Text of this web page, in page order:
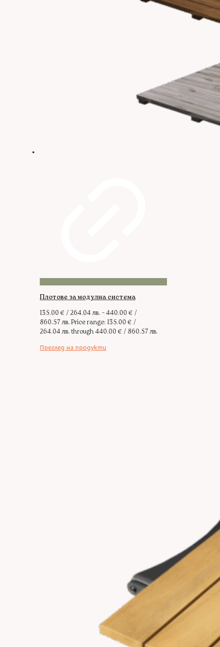
Плотове за модулна система
135.00 € / 264.04 лв. –440.00 € /
860.57 лв. Price range: 135.00 € /
264.04 лв. through 440.00 € / 860.57 лв.
Преглед на продукти